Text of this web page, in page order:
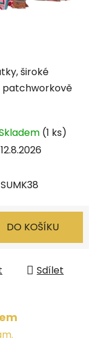
široké
patchworkově
(1 ks)
12.8.2026
SUMK38
DO KOŠÍKU
Sdílet